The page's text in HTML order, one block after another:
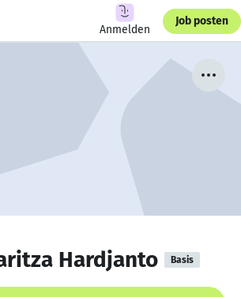
Anmelden
Job posten
Hardjanto Basis